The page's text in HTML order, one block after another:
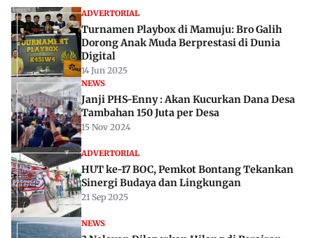
ADVERTORIAL
Turnamen Playbox di Mamuju: Bro Galih
Dorong Anak Muda Berprestasi di Dunia
Digital
14 Jun 2025
NEWS
Janji PHS-Enny : Akan Kucurkan Dana Desa
Tambahan 150 Juta per Desa
15 Nov 2024
ADVERTORIAL
HUT ke-17 BOC, Pemkot Bontang Tekankan
Sinergi Budaya dan Lingkungan
21 Sep 2025
NEWS